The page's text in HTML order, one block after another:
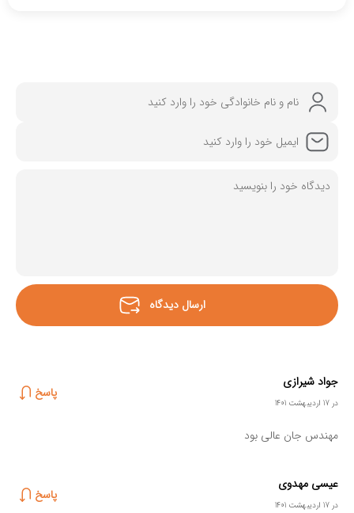
جواد شیرازی
در 17 اردیبهشت 1401
پاسخ
مهندس جان عالی بود
عیسی مهدوی
در 17 اردیبهشت 1401
پاسخ